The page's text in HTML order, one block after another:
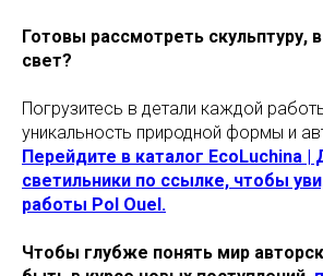
Готовы рассмотреть скульптуру,
свет?
Погрузитесь в детали каждой
уникальность природной формы и
Перейдите в каталог EcoLuchina
светильники по ссылке, чтобы
работы Pol Ouel.
Чтобы глубже понять мир